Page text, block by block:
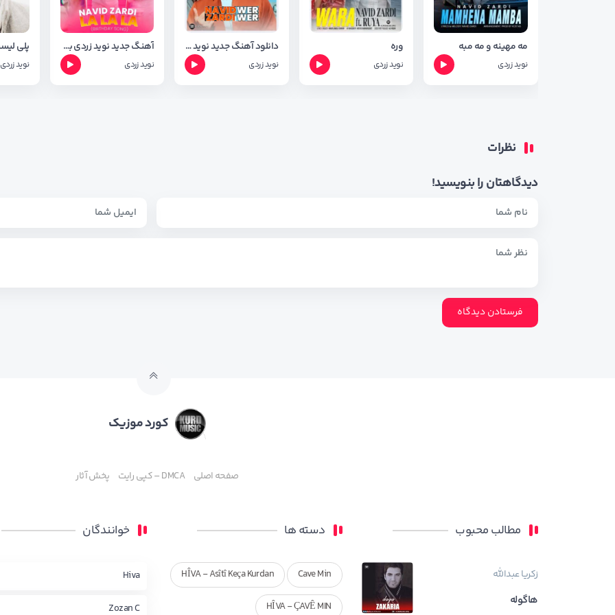
مه مهینه و مه مبه
نوید زردی
وره
نوید زردی
دانلود آهنگ جدید نوید زردی به نام وه ر وه ر wer wer + فول آلبوم
نوید زردی
آهنگ جدید نوید زردی به نام لا لا لا ( له دایک بونت ) + متن آهنگ
نوید زردی نوید زردی
نظرات
دیدگاهتان را بنویسید!
کورد موزیک
صفحه اصلی DMCA – کپی رایت پخش آثار
مطالب محبوب
زکریا عبدالله
هاگوله
دسته ها
Cave Min
HÎVA - Asîtî Keça Kurdan
HÎVA - ÇAVÊ MIN
خوانندگان
Hiva
Zozan C